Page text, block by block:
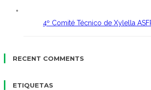
4º Comité Técnico de Xylella
RECENT COMMENTS
ETIQUETAS